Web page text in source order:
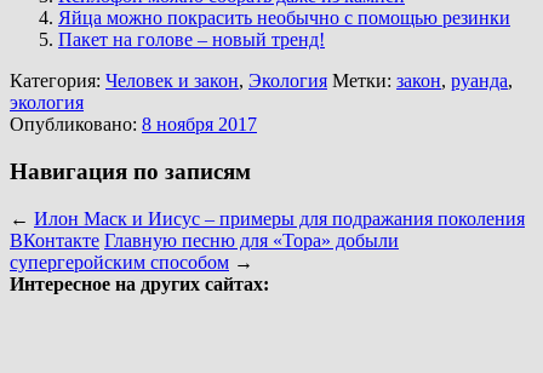
Яйца можно покрасить необычно с помощью резинки
Пакет на голове – новый тренд!
Категория: Человек и закон, Экология Метки: закон, руанда,
экология
Опубликовано: 8 ноября 2017
Навигация по записям
← Илон Маск и Иисус – примеры для подражания поколения
ВКонтакте Главную песню для «Тора» добыли
супергеройским способом →
Интересное на других сайтах: